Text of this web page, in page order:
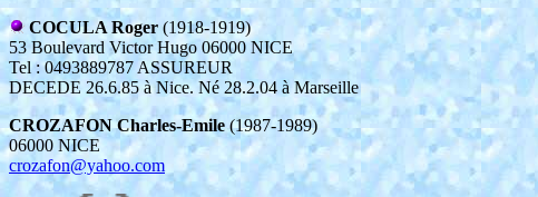
COCULA Roger (1918-1919)
53 Boulevard Victor Hugo 06000 NICE
Tel : 0493889787 ASSUREUR
DECEDE 26.6.85 à Nice. Né 28.2.04 à Marseille
CROZAFON Charles-Emile (1987-1989)
06000 NICE
crozafon@yahoo.com